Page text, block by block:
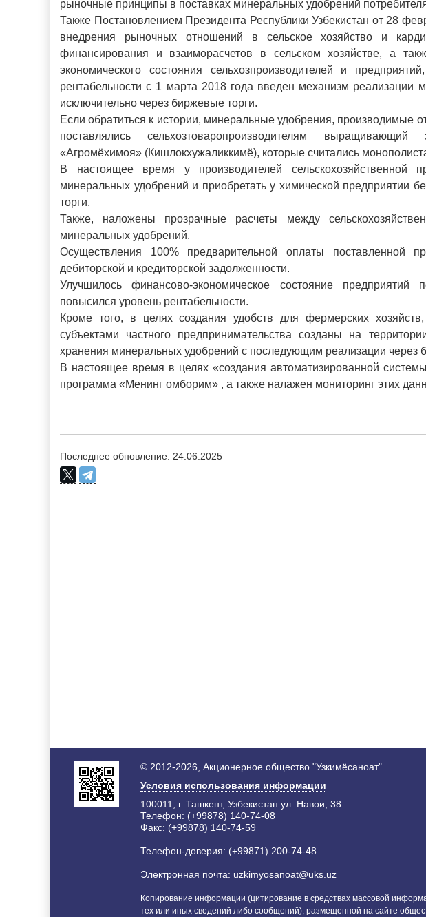
рыночные принципы в поставках минеральных удобрений
Также Постановлением Президента Республики Узбекистан от 28
внедрения рыночных отношений в сельское хозяйство и
финансирования и взаиморасчетов в сельском хозяйстве, а
экономического состояния сельхозпроизводителей и
рентабельности с 1 марта 2018 года введен механизм реализации
исключительно через биржевые торги.
Если обратиться к истории, минеральные удобрения, производимые
поставлялись сельхозтоваропроизводителям
«Агромёхимоя» (Кишлокхужаликкимё), которые считались
В настоящее время у производителей сельскохозяйственной
минеральных удобрений и приобретать у химической предприятии
торги.
Также, наложены прозрачные расчеты между
минеральных удобрений.
Осуществления 100% предварительной оплаты поставленной
дебиторской и кредиторской задолженности.
Улучшилось финансово-экономическое состояние предприятий
повысился уровень рентабельности.
Кроме того, в целях создания удобств для фермерских
субъектами частного предпринимательства созданы на
хранения минеральных удобрений с последующим реализации через
В настоящее время в целях «создания автоматизированной
программа «Менинг омборим» , а также налажен мониторинг этих
Последнее обновление: 24.06.2025
© 2012-2026, Акционерное общество "Узкимёсаноат"
Условия использования информации
100011, г. Ташкент, Узбекистан ул. Навои, 38
Телефон: (+99878) 140-74-08
Факс: (+99878) 140-74-59
Телефон-доверия: (+99871) 200-74-48
Электронная почта: uzkimyosanoat@uks.uz
Копирование информации (цитирование в средствах массовой
тех или иных сведений либо сообщений), размещенной на сайте